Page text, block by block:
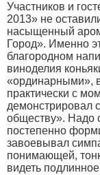
Участников и
2013» не
насыщенный
Город». Именно
благородном
виноделия
«ординарными»,
практически с
демонстрировал
обществу». Надо
постепенно
завоевывал
понимающей,
видеть